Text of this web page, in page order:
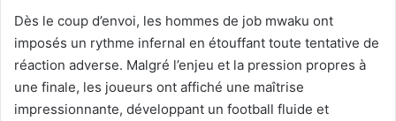
Dès le coup d’envoi, les hommes de job mwaku ont
imposés un rythme infernal en étouffant toute tentative de
réaction adverse. Malgré l’enjeu et la pression propres à
une finale, les joueurs ont affiché une maîtrise
impressionnante, développant un football fluide et